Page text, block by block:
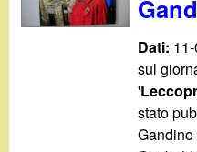
r
i
Dati:
sul
'
stato